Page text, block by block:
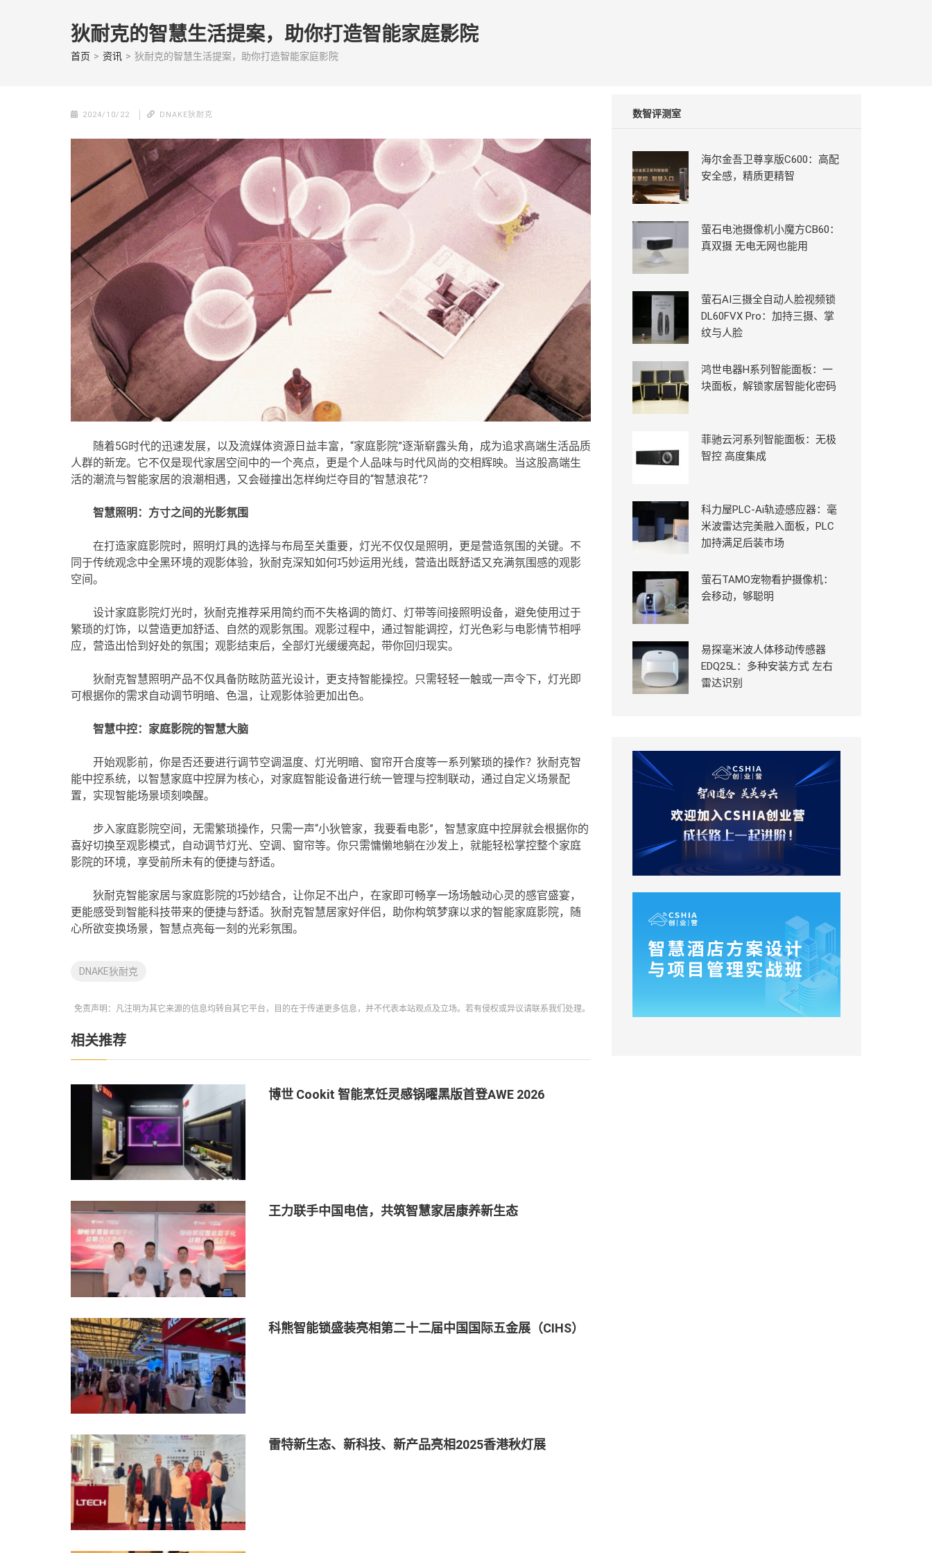
狄耐克的智慧生活提案，助你打造智能家庭影院
首页 > 资讯 > 狄耐克的智慧生活提案，助你打造智能家庭影院
2024/10/22 DNAKE狄耐克
随着5G时代的迅速发展，以及流媒体资源日益丰富，“家庭影院”逐渐崭露头角，成为追求高端生活品质
人群的新宠。它不仅是现代家居空间中的一个亮点，更是个人品味与时代风尚的交相辉映。当这股高端生
活的潮流与智能家居的浪潮相遇，又会碰撞出怎样绚烂夺目的“智慧浪花”？
智慧照明：方寸之间的光影氛围
在打造家庭影院时，照明灯具的选择与布局至关重要，灯光不仅仅是照明，更是营造氛围的关键。不
同于传统观念中全黑环境的观影体验，狄耐克深知如何巧妙运用光线，营造出既舒适又充满氛围感的观影
空间。
设计家庭影院灯光时，狄耐克推荐采用简约而不失格调的筒灯、灯带等间接照明设备，避免使用过于
繁琐的灯饰，以营造更加舒适、自然的观影氛围。观影过程中，通过智能调控，灯光色彩与电影情节相呼
应，营造出恰到好处的氛围；观影结束后，全部灯光缓缓亮起，带你回归现实。
狄耐克智慧照明产品不仅具备防眩防蓝光设计，更支持智能操控。只需轻轻一触或一声令下，灯光即
可根据你的需求自动调节明暗、色温，让观影体验更加出色。
智慧中控：家庭影院的智慧大脑
开始观影前，你是否还要进行调节空调温度、灯光明暗、窗帘开合度等一系列繁琐的操作？狄耐克智
能中控系统，以智慧家庭中控屏为核心，对家庭智能设备进行统一管理与控制联动，通过自定义场景配
置，实现智能场景顷刻唤醒。
步入家庭影院空间，无需繁琐操作，只需一声“小狄管家，我要看电影”，智慧家庭中控屏就会根据你的
喜好切换至观影模式，自动调节灯光、空调、窗帘等。你只需慵懒地躺在沙发上，就能轻松掌控整个家庭
影院的环境，享受前所未有的便捷与舒适。
狄耐克智能家居与家庭影院的巧妙结合，让你足不出户，在家即可畅享一场场触动心灵的感官盛宴，
更能感受到智能科技带来的便捷与舒适。狄耐克智慧居家好伴侣，助你构筑梦寐以求的智能家庭影院，随
心所欲变换场景，智慧点亮每一刻的光彩氛围。
DNAKE狄耐克
免责声明：凡注明为其它来源的信息均转自其它平台，目的在于传递更多信息，并不代表本站观点及立场。若有侵权或异议请联系我们处理。
相关推荐
博世 Cookit 智能烹饪灵感锅曜黑版首登AWE 2026
王力联手中国电信，共筑智慧家居康养新生态
科熊智能锁盛装亮相第二十二届中国国际五金展（CIHS）
雷特新生态、新科技、新产品亮相2025香港秋灯展
数智评测室
海尔金吾卫尊享版C600：高配
安全感，精质更精智
萤石电池摄像机小魔方CB60：
真双摄 无电无网也能用
萤石AI三摄全自动人脸视频锁
DL60FVX Pro：加持三摄、掌
纹与人脸
鸿世电器H系列智能面板：一
块面板，解锁家居智能化密码
菲驰云河系列智能面板：无极
智控 高度集成
科力屋PLC-Ai轨迹感应器：毫
米波雷达完美融入面板，PLC
加持满足后装市场
萤石TAMO宠物看护摄像机：
会移动，够聪明
易探毫米波人体移动传感器
EDQ25L：多种安装方式 左右
雷达识别